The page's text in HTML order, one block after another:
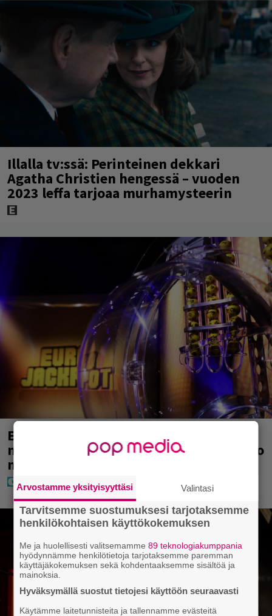
Illalla tv:ssä: Perinteinen dekkari
Agatha Christien hengessä – vuoden
2023 leffa tarjoaa murhamysteerin
Eurojackpotissa poksahti 32,7
miljoonaa, ja tänne Suomen isoin voitto
meni
Arvostamme yksityisyyttäsi Valintasi
Tarvitsemme suostumuksesi tarjotaksemme
henkilökohtaisen käyttökokemuksen
Me ja huolellisesti valitsemamme89 teknologiakumppania
hyödynnämme henkilötietoja tarjotaksemme paremman
käyttäjäkokemuksen sekä kohdentaaksemme sisältöä ja
mainoksia.
Hyväksymällä suostut tietojesi käyttöön seuraavasti
Käytämme laitetunnisteita ja tallennamme evästeitä